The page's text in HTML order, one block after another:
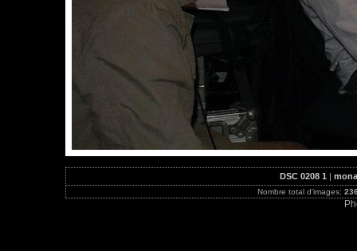
DSC 0208 1 |
Nombre total d'images: